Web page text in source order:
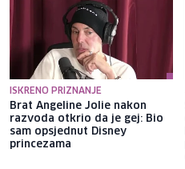
ISKRENO PRIZNANJE
Brat Angeline Jolie nakon
razvoda otkrio da je gej: Bio
sam opsjednut Disney
princezama